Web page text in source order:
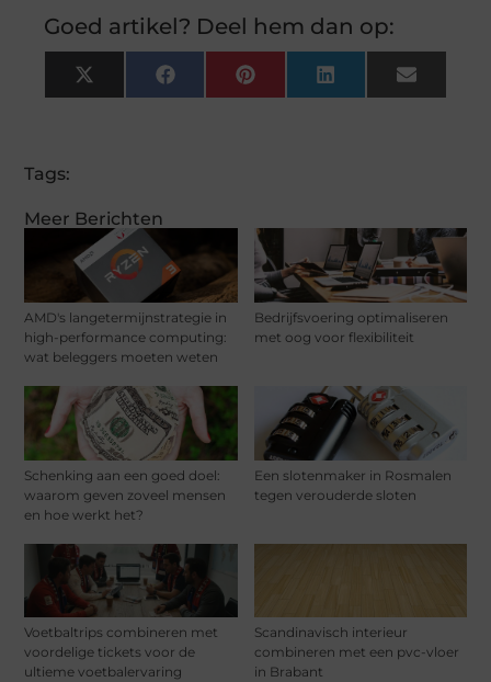
Meer Berichten
AMD's langetermijnstrategie in
high-performance computing:
wat beleggers moeten weten
Bedrijfsvoering optimaliseren
met oog voor flexibiliteit
Schenking aan een goed doel:
waarom geven zoveel mensen
en hoe werkt het?
Een slotenmaker in Rosmalen
tegen verouderde sloten
Voetbaltrips combineren met
voordelige tickets voor de
ultieme voetbalervaring
Scandinavisch interieur
combineren met een pvc-vloer
in Brabant
Goed artikel? Deel hem dan op:
X
(Twitter)
FacebookPinterestLinkedInEmail
Tags: